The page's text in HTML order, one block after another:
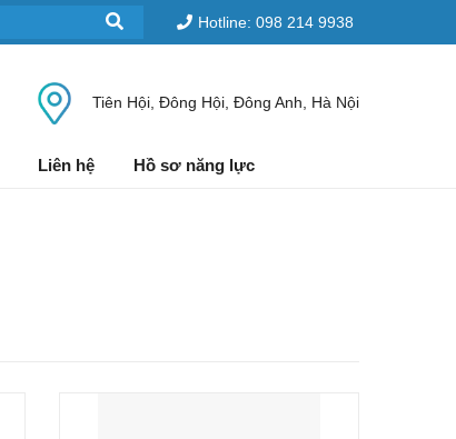
Hotline: 098 214 9938
Tiên Hội, Đông Hội, Đông Anh, Hà Nội
Liên hệ Hồ sơ năng lực